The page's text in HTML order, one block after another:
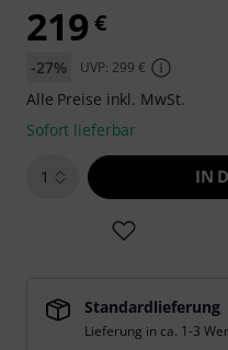
219 €
-27% UVP: 299 €
Alle Preise inkl. MwSt.
Sofort lieferbar
1 IN
Standardlieferung
Lieferung in ca. 1-3